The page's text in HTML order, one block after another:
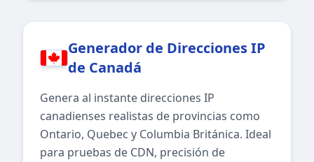
Generador de Direcciones IP
de Canadá
Genera al instante direcciones IP
canadienses realistas de provincias como
Ontario, Quebec y Columbia Británica. Ideal
para pruebas de CDN, precisión de